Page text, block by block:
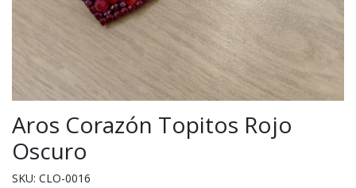
Aros Corazón Topitos Rojo
Oscuro
SKU: CLO-0016